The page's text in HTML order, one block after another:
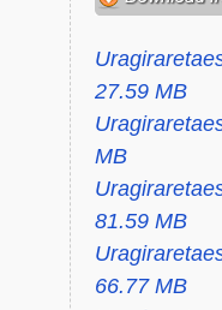
27.59 MB
MB
81.59 MB
66.77 MB